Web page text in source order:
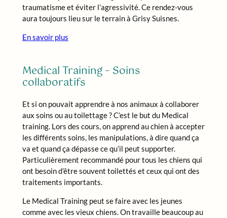
traumatisme et éviter l’agressivité. Ce rendez-vous
aura toujours lieu sur le terrain à Grisy Suisnes.
En savoir plus
Medical Training – Soins
collaboratifs
Et si on pouvait apprendre à nos animaux à collaborer
aux soins ou au toilettage ? C’est le but du Medical
training. Lors des cours, on apprend au chien à accepter
les différents soins, les manipulations, à dire quand ça
va et quand ça dépasse ce qu’il peut supporter.
Particulièrement recommandé pour tous les chiens qui
ont besoin d’être souvent toilettés et ceux qui ont des
traitements importants.
Le Medical Training peut se faire avec les jeunes
comme avec les vieux chiens. On travaille beaucoup au